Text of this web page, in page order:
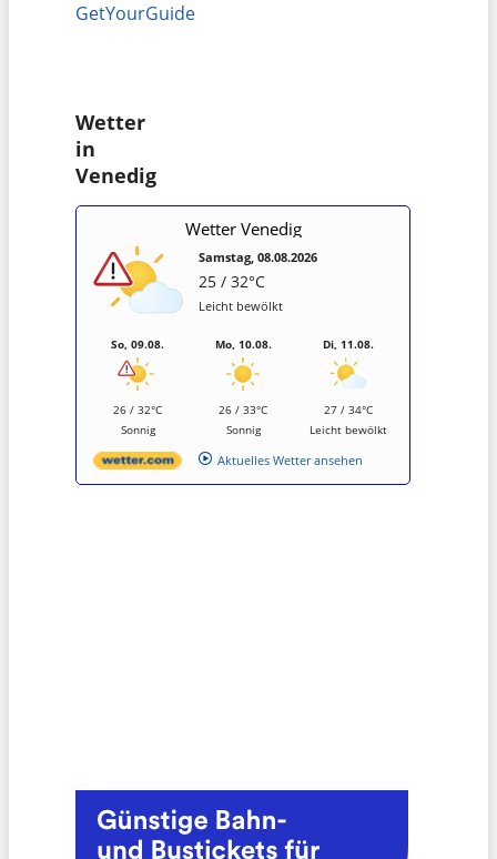
GetYourGuide
Wetter
in
Venedig
Wetter Venedig
Samstag, 08.08.2026
25 / 32°C
Leicht bewölkt
So, 09.08.
26 / 32°C
Sonnig
Mo, 10.08.
26 / 33°C
Sonnig
Di, 11.08.
27 / 34°C
Leicht bewölkt
Aktuelles Wetter ansehen